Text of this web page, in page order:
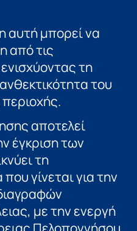
αυτή μπορεί να
από τις
τη
του
αποτελεί
έγκριση των
τη
γίνεται για την
με την ενεργή